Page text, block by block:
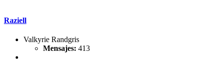
Raziell
Valkyrie Randgris
Mensajes: 413